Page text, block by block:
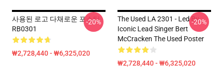
사용된 로고 다채로운 포스터
RB0301
₩2,728,440 - ₩6,325,020
-20%
The Used LA 2301 - Led By
Iconic Lead Singer Bert
McCracken The Used Poster
₩2,728,440 - ₩6,325,020
-20%